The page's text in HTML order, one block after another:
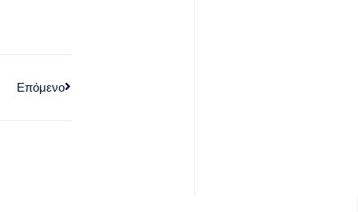
Επόμενο